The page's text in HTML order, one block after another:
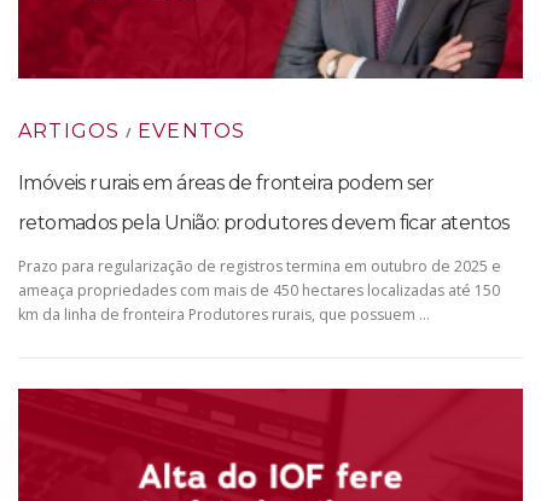
ARTIGOS / EVENTOS
Imóveis rurais em áreas de fronteira podem ser
retomados pela União: produtores devem ficar atentos
Prazo para regularização de registros termina em outubro de 2025 e
ameaça propriedades com mais de 450 hectares localizadas até 150
km da linha de fronteira Produtores rurais, que possuem …